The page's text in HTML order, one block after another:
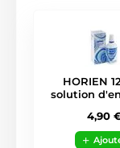
HORIEN
solution
4,90